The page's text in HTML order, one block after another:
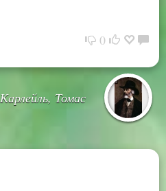
0
Карлейль, Томас